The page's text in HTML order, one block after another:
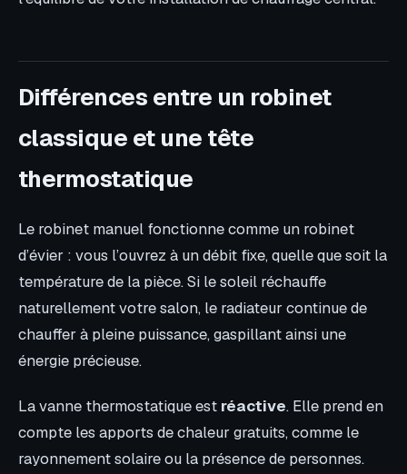
Différences entre un robinet
classique et une tête
thermostatique
Le robinet manuel fonctionne comme un robinet
d’évier : vous l’ouvrez à un débit fixe, quelle que soit la
température de la pièce. Si le soleil réchauffe
naturellement votre salon, le radiateur continue de
chauffer à pleine puissance, gaspillant ainsi une
énergie précieuse.
La vanne thermostatique est réactive. Elle prend en
compte les apports de chaleur gratuits, comme le
rayonnement solaire ou la présence de personnes.